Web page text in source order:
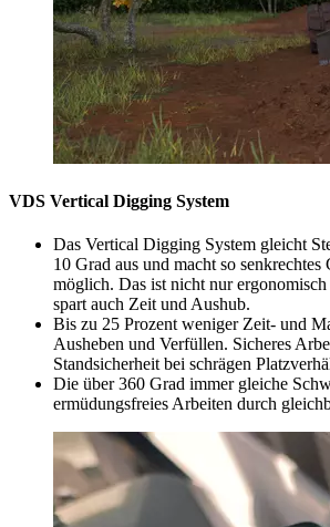
VDS Vertical Digging System
Das Vertical Digging System gleicht
10 Grad aus und macht so senkrechtes
möglich. Das ist nicht nur ergonomisch
spart auch Zeit und Aushub.
Bis zu 25 Prozent weniger Zeit- und
Ausheben und Verfüllen. Sicheres
Standsicherheit bei schrägen
Die über 360 Grad immer gleiche
ermüdungsfreies Arbeiten durch